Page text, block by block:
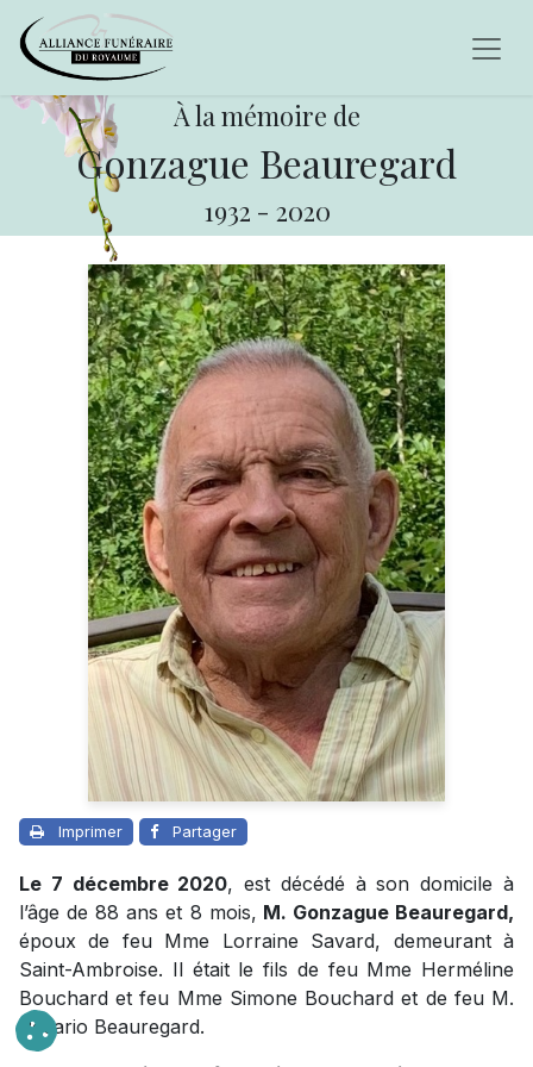
À la mémoire de
Gonzague Beauregard
1932 - 2020
Imprimer Partager
Le 7 décembre 2020, est décédé à son domicile à
l’âge de 88 ans et 8 mois, M. Gonzague Beauregard,
époux de feu Mme Lorraine Savard, demeurant à
Saint-Ambroise. Il était le fils de feu Mme Herméline
Bouchard et feu Mme Simone Bouchard et de feu M.
Rosario Beauregard.